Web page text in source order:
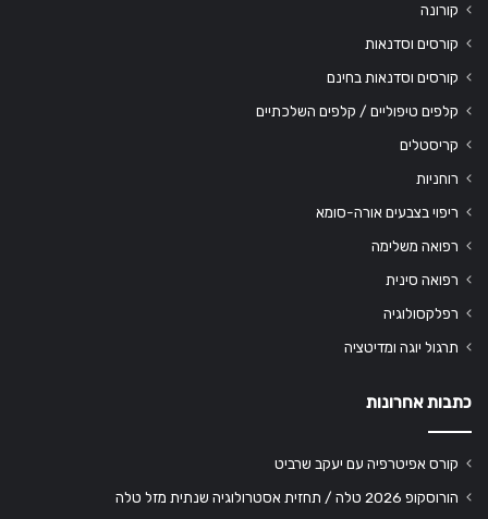
קורונה
קורסים וסדנאות
קורסים וסדנאות בחינם
קלפים טיפוליים / קלפים השלכתיים
קריסטלים
רוחניות
ריפוי בצבעים אורה-סומא
רפואה משלימה
רפואה סינית
רפלקסולוגיה
תרגול יוגה ומדיטציה
כתבות אחרונות
קורס אפיטרפיה עם יעקב שרביט
הורוסקופ 2026 טלה / תחזית אסטרולוגיה שנתית מזל טלה